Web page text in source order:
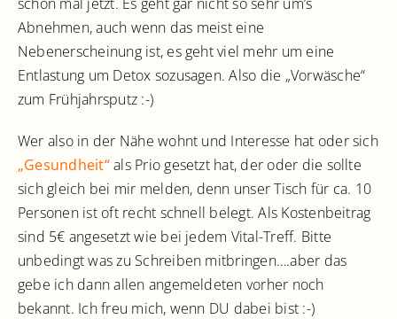
Abnehmen, auch wenn das meist eine
Nebenerscheinung ist, es geht viel mehr um eine
Entlastung um Detox sozusagen. Also die „Vorwäsche“
zum Frühjahrsputz :-)
Wer also in der Nähe wohnt und Interesse hat oder sich
„Gesundheit“als Prio gesetzt hat, der oder die sollte
sich gleich bei mir melden, denn unser Tisch für ca. 10
Personen ist oft recht schnell belegt. Als Kostenbeitrag
sind 5€ angesetzt wie bei jedem Vital-Treff. Bitte
unbedingt was zu Schreiben mitbringen….aber das
gebe ich dann allen angemeldeten vorher noch
bekannt. Ich freu mich, wenn DU dabei bist :-)